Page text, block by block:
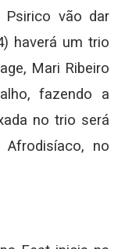
Psirico vão dar
haverá um trio
Mari Ribeiro
fazendo a
no trio será
no